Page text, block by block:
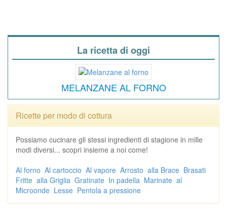
La ricetta di oggi
MELANZANE AL FORNO
Ricette per modo di cottura
Possiamo cucinare gli stessi ingredienti di stagione in mille
modi diversi... scopri insieme a noi come!
Al forno Al cartoccio Al vapore Arrosto alla Brace Brasati
Fritte alla Griglia Gratinate In padella Marinate al
Microonde Lesse Pentola a pressione